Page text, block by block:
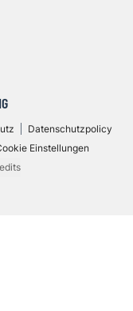
Datenschutzpolicy
Einstellungen